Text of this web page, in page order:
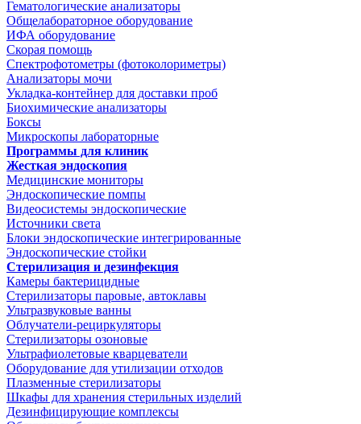
Гематологические анализаторы
Общелабораторное оборудование
ИФА оборудование
Скорая помощь
Спектрофотометры (фотоколориметры)
Анализаторы мочи
Укладка-контейнер для доставки проб
Биохимические анализаторы
Боксы
Микроскопы лабораторные
Программы для клиник
Жесткая эндоскопия
Медицинские мониторы
Эндоскопические помпы
Видеосистемы эндоскопические
Источники света
Блоки эндоскопические интегрированные
Эндоскопические стойки
Стерилизация и дезинфекция
Камеры бактерицидные
Стерилизаторы паровые, автоклавы
Ультразвуковые ванны
Облучатели-рециркуляторы
Стерилизаторы озоновые
Ультрафиолетовые кварцеватели
Оборудование для утилизации отходов
Плазменные стерилизаторы
Шкафы для хранения стерильных изделий
Дезинфицирующие комплексы